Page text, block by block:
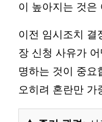
이 높아지는 것은
이전 임시조치 결
장 신청 사유가
명하는 것이 중요
오히려 혼란만 가